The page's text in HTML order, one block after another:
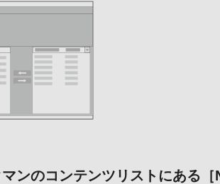
ンのコンテンツリストにある［